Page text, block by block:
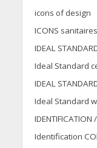
icons of design
ICONS sanitaires
IDEAL
Ideal Standard
IDEAL
Ideal Standard
IDENTIFICATION
Identification